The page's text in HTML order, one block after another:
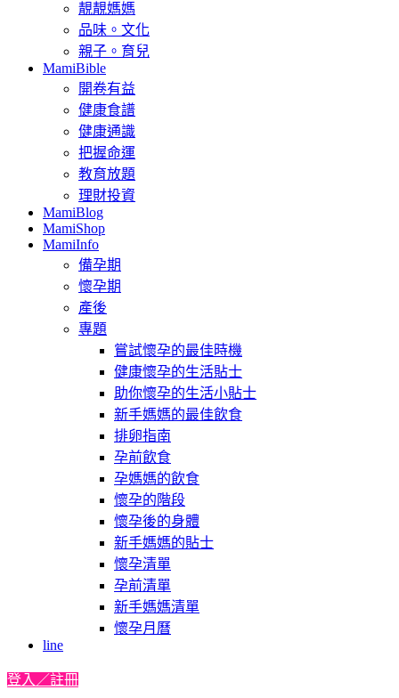
靚靚媽媽
品味。文化
親子。育兒
MamiBible
開卷有益
健康食譜
健康通識
把握命運
教育放題
理財投資
MamiBlog
MamiShop
MamiInfo
備孕期
懷孕期
產後
專題
嘗試懷孕的最佳時機
健康懷孕的生活貼士
助你懷孕的生活小貼士
新手媽媽的最佳飲食
排卵指南
孕前飲食
孕媽媽的飲食
懷孕的階段
懷孕後的身體
新手媽媽的貼士
懷孕清單
孕前清單
新手媽媽清單
懷孕月曆
line
登入／註冊